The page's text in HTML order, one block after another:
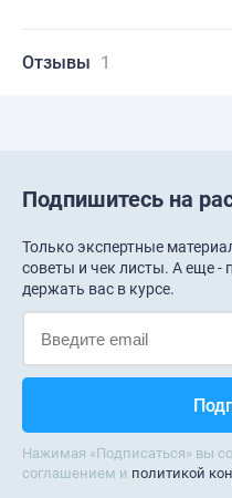
Отзывы 1
Подпишитесь на
Только экспертные
советы и чек листы. А еще
держать вас в курсе.
Нажимая «Подписаться» вы
соглашением и политикой